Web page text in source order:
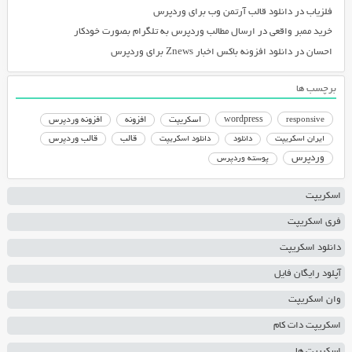
فلزیابدر دانلود قالب آرتمن وب برای وردپرس
خرید ممبر واقعیدر ارسال مطالب وردپرس به تلگرام بصورت خودکار
احساندر دانلود افزونه باکس اخبار Znews برای وردپرس
برچسب ها
responsive
wordpress اسکریپت افزونه افزونه وردپرس
ایران اسکریپت دانلود دانلود اسکریپت قالب قالب وردپرس
وردپرس پوسته وردپرس
اسکریپت
فری اسکریپت
دانلود اسکریپت
آپلود رایگان فایل
وان اسکریپت
اسکریپت دات کام